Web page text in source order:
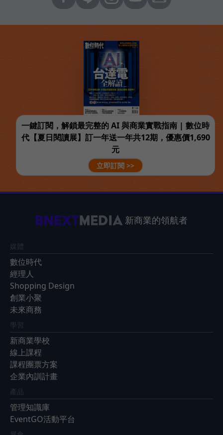
一鍵訂閱，解鎖最完整的 AI 與商業實戰指南 | 數位時
代【夏日閱讀展】訂一年送一年共12期，優惠價1,690
元
立即訂閱 >>
新商業的領航者
媒體
數位時代
經理人
Shopping Design
創業小聚
未來商務
學習
新商業學校
線上課程
課程團票方案
企業內訓計畫
產品
管理知識庫
EventGO活動平台